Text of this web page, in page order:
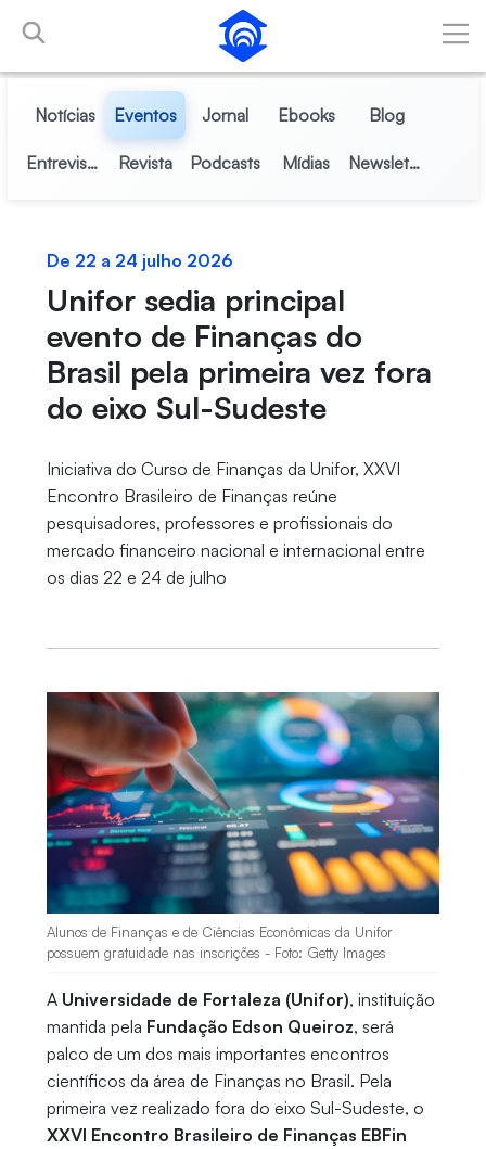
Pular para o Conteúdo principal
Notícias Eventos Jornal Ebooks Blog
Entrevistas Revista Podcasts Mídias Newsletter
De 22 a 24 julho 2026
Unifor sedia principal
evento de Finanças do
Brasil pela primeira vez fora
do eixo Sul-Sudeste
Iniciativa do Curso de Finanças da Unifor, XXVI
Encontro Brasileiro de Finanças reúne
pesquisadores, professores e profissionais do
mercado financeiro nacional e internacional entre
os dias 22 e 24 de julho
Alunos de Finanças e de Ciências Econômicas da Unifor
possuem gratuidade nas inscrições - Foto: Getty Images
A Universidade de Fortaleza (Unifor), instituição
mantida pela Fundação Edson Queiroz, será
palco de um dos mais importantes encontros
científicos da área de Finanças no Brasil. Pela
primeira vez realizado fora do eixo Sul-Sudeste, o
XXVI Encontro Brasileiro de Finanças EBFin